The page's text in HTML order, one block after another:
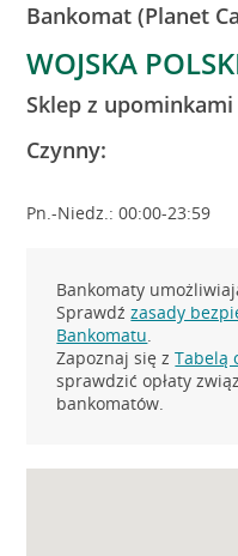
Bankomat (Planet
WOJSKA
Sklep z upominkami
Czynny:
Pn.-Niedz.: 00:00-23:59
Bankomaty
Sprawdźzasady
Bankomatu.
Zapoznaj się zTabelą
sprawdzić opłaty
bankomatów.